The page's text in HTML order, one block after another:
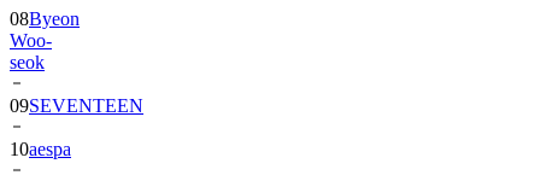
08Byeon
Woo-
seok
09SEVENTEEN
10aespa